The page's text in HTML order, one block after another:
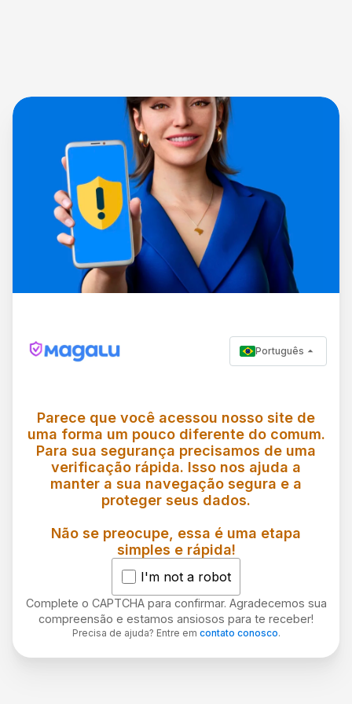
Português
Parece que você acessou nosso site de
uma forma um pouco diferente do comum.
Para sua segurança precisamos de uma
verificação rápida. Isso nos ajuda a
manter a sua navegação segura e a
proteger seus dados.
Não se preocupe, essa é uma etapa
simples e rápida!
I'm not a robot
Complete o CAPTCHA para confirmar. Agradecemos sua
compreensão e estamos ansiosos para te receber!
Precisa de ajuda? Entre em contato conosco.